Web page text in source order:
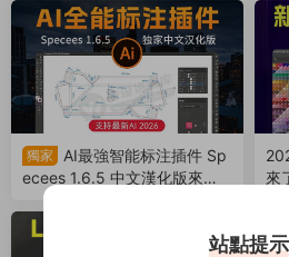
60408）
獨家
AI最強智能标注插件 Sp
ecees 1.6.5 中文漢化版來
了！支持AI 2025最新軟件（2
51117）
來
站點提示